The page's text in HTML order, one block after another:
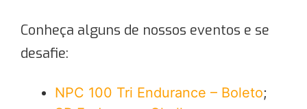
Conheça alguns de nossos eventos e se
desafie:
NPC 100 Tri Endurance – Boleto;